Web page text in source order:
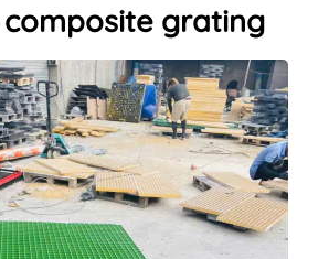
composite grating